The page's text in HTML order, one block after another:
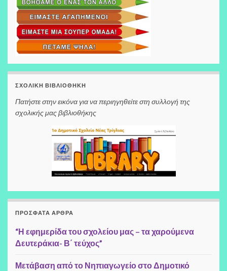
ΣΧΟΛΙΚΉ ΒΙΒΛΙΟΘΉΚΗ
Πατήστε στην εικόνα για να περιηγηθείτε στη συλλογή της
σχολικής μας βιβλιοθήκης
ΠΡΌΣΦΑΤΑ ΆΡΘΡΑ
“Η εφημερίδα του σχολείου μας – τα χαρούμενα
Δευτεράκια- Β΄ τεύχος”
Μετάβαση από το Νηπιαγωγείο στο Δημοτικό